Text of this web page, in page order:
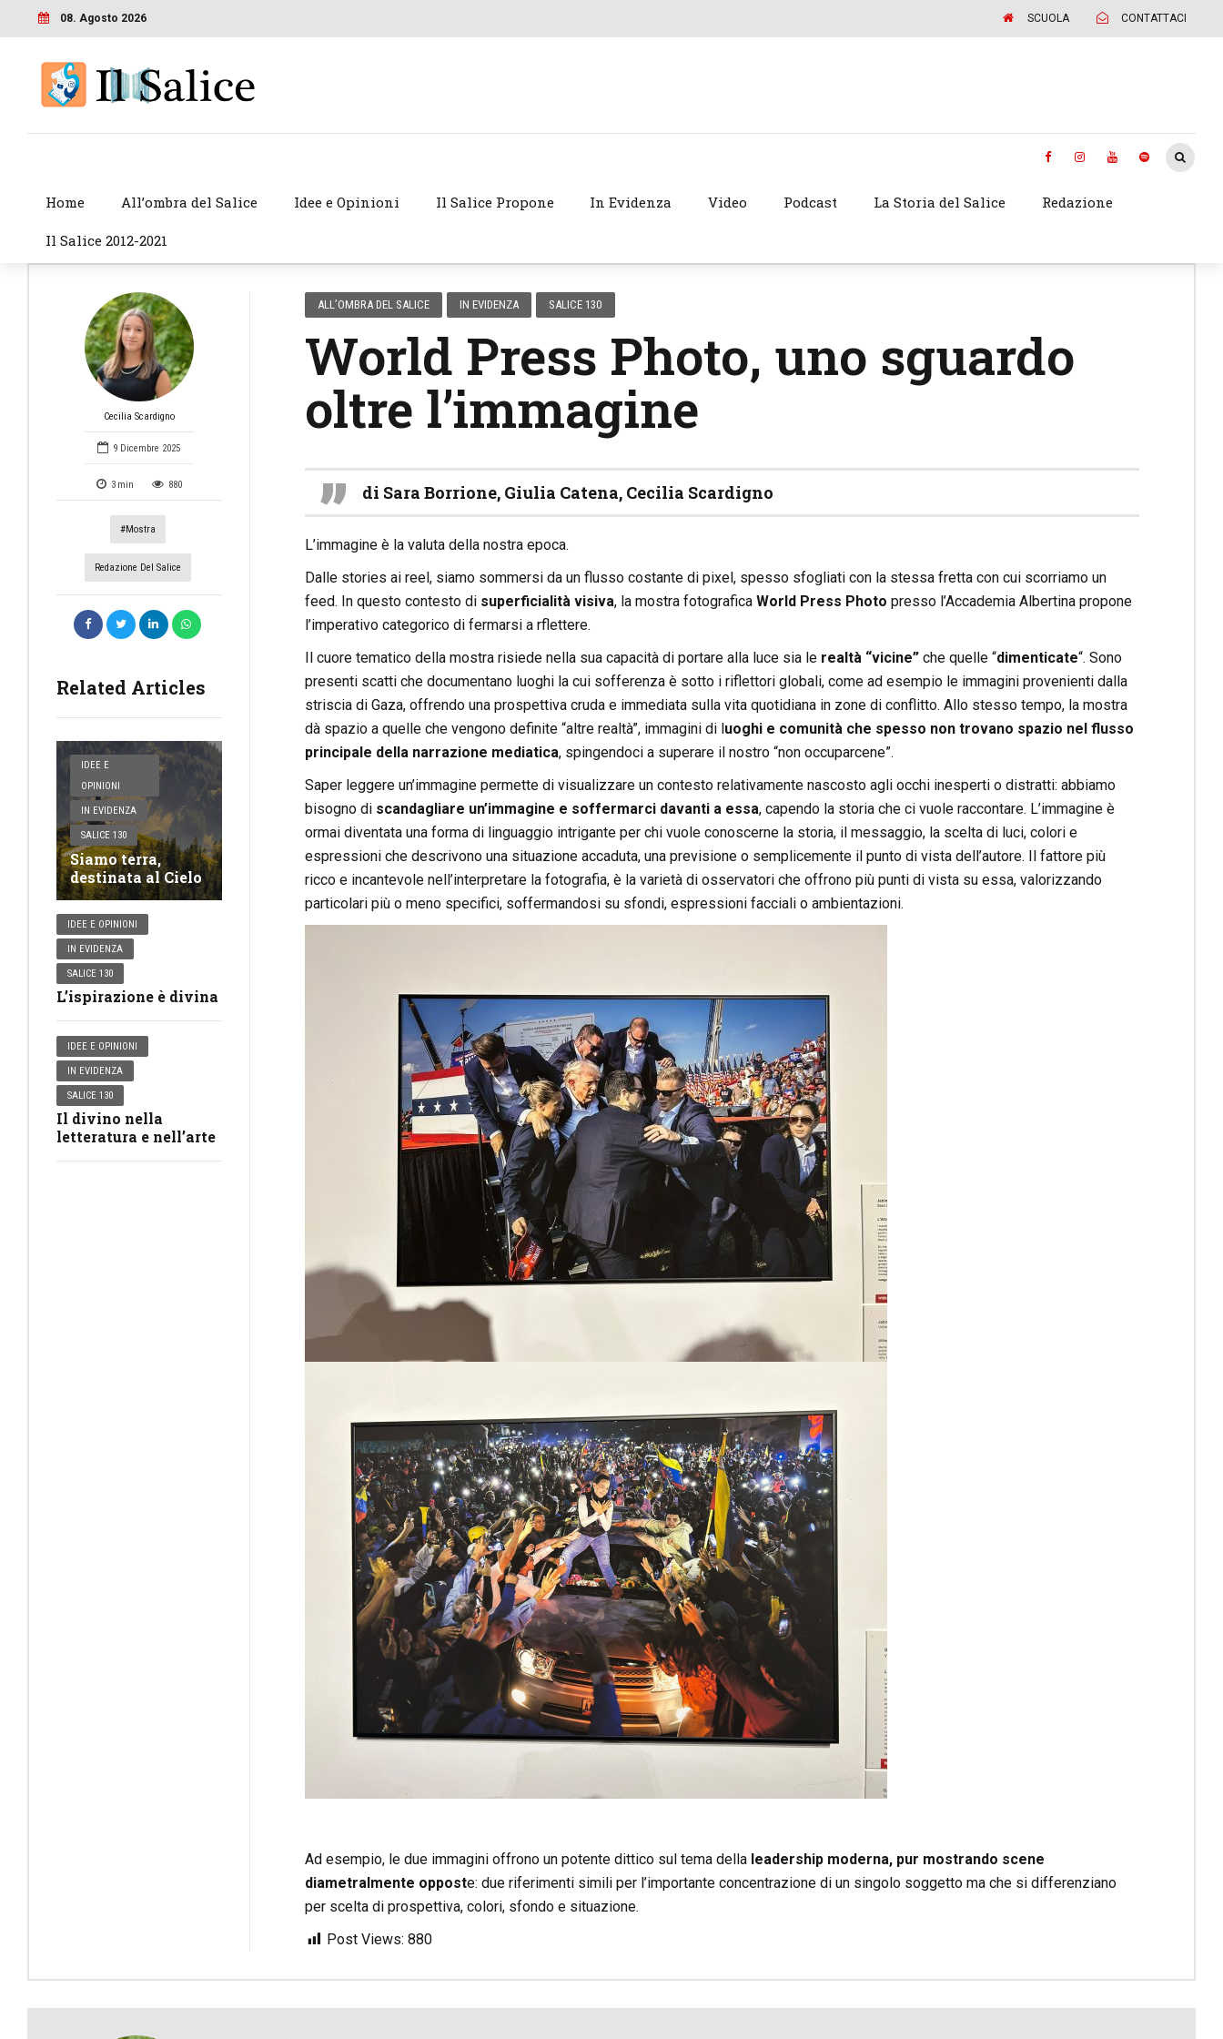
08. Agosto 2026 SCUOLA CONTATTACI
Home All’ombra del Salice Idee e Opinioni Il Salice Propone In Evidenza Video Podcast La Storia del Salice Redazione
Il Salice 2012-2021
Cecilia Scardigno
9 Dicembre 2025
3 min 880
#mostra
Redazione Del Salice
Related Articles
IDEE E
OPINIONI
IN EVIDENZA
SALICE 130
Siamo terra,
destinata al Cielo
IDEE E OPINIONI
IN EVIDENZA
SALICE 130
L’ispirazione è divina
IDEE E OPINIONI
IN EVIDENZA
SALICE 130
Il divino nella
letteratura e nell’arte
ALL’OMBRA DEL SALICE IN EVIDENZA SALICE 130
World Press Photo, uno sguardo
oltre l’immagine
di Sara Borrione, Giulia Catena, Cecilia Scardigno
L’immagine è la valuta della nostra epoca.
Dalle stories ai reel, siamo sommersi da un flusso costante di pixel, spesso sfogliati con la stessa fretta con cui scorriamo un
feed. In questo contesto di superficialità visiva, la mostra fotografica World Press Photo presso l’Accademia Albertina propone
l’imperativo categorico di fermarsi a rflettere.
Il cuore tematico della mostra risiede nella sua capacità di portare alla luce sia le realtà “vicine”che quelle “dimenticate“. Sono
presenti scatti che documentano luoghi la cui sofferenza è sotto i riflettori globali, come ad esempio le immagini provenienti dalla
striscia di Gaza, offrendo una prospettiva cruda e immediata sulla vita quotidiana in zone di conflitto. Allo stesso tempo, la mostra
dà spazio a quelle che vengono definite “altre realtà”, immagini di l uoghi e comunità che spesso non trovano spazio nel flusso
principale della narrazione mediatica, spingendoci a superare il nostro “non occuparcene”.
Saper leggere un’immagine permette di visualizzare un contesto relativamente nascosto agli occhi inesperti o distratti: abbiamo
bisogno di scandagliare un’immagine e soffermarci davanti a essa, capendo la storia che ci vuole raccontare. L’immagine è
ormai diventata una forma di linguaggio intrigante per chi vuole conoscerne la storia, il messaggio, la scelta di luci, colori e
espressioni che descrivono una situazione accaduta, una previsione o semplicemente il punto di vista dell’autore. Il fattore più
ricco e incantevole nell’interpretare la fotografia, è la varietà di osservatori che offrono più punti di vista su essa, valorizzando
particolari più o meno specifici, soffermandosi su sfondi, espressioni facciali o ambientazioni.
Ad esempio, le due immagini offrono un potente dittico sul tema dellaleadership moderna, pur mostrando scene
diametralmente opposte: due riferimenti simili per l’importante concentrazione di un singolo soggetto ma che si differenziano
per scelta di prospettiva, colori, sfondo e situazione.
Post Views: 880